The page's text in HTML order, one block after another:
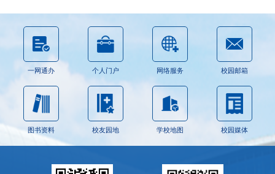
一网通办 个人门户 网络服务 校园邮箱
图书资料 校友园地 学校地图 校园媒体